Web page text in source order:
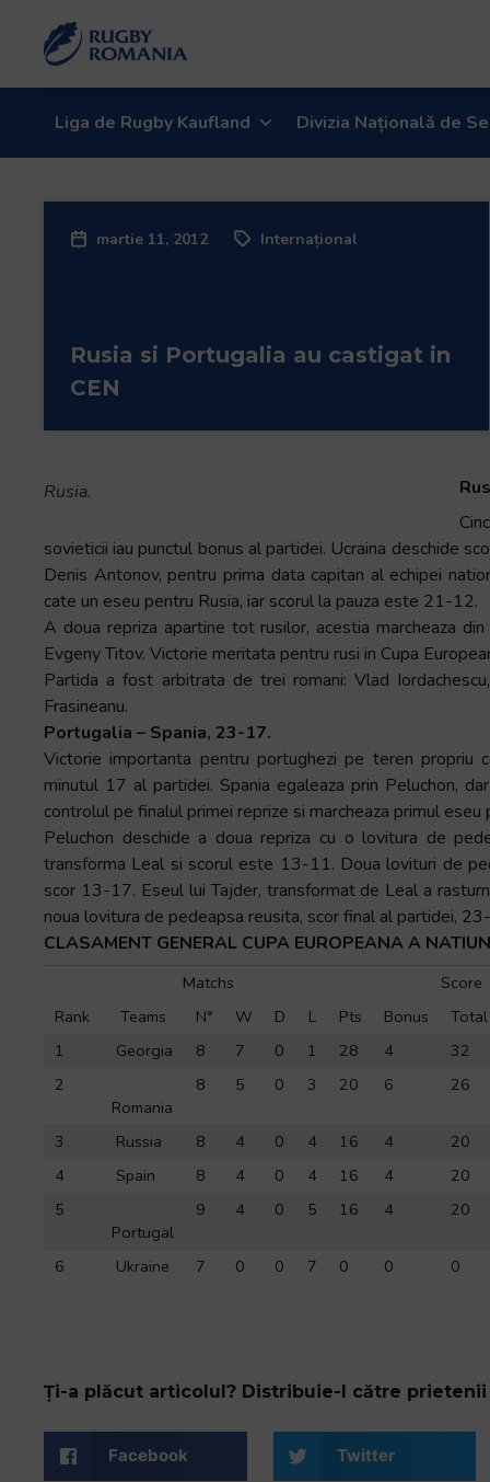
Liga de Rugby Kaufland Divizia Națională de
martie 11, 2012 Internațional
Rusia si Portugalia au castigat in
CEN
Rusia.
sovieticii iau punctul bonus al partidei. Ucraina deschide
Denis Antonov, pentru prima data capitan al echipei
cate un eseu pentru Rusia, iar scorul la pauza este 21-12.
A doua repriza apartine tot rusilor, acestia marcheaza
Evgeny Titov. Victorie meritata pentru rusi in Cupa
Partida a fost arbitrata de trei romani: Vlad
Frasineanu.
Portugalia – Spania, 23-17.
Victorie importanta pentru portughezi pe teren propriu
minutul 17 al partidei. Spania egaleaza prin Peluchon,
controlul pe finalul primei reprize si marcheaza primul
Peluchon deschide a doua repriza cu o lovitura de
transforma Leal si scorul este 13-11. Doua lovituri de
scor 13-17. Eseul lui Tajder, transformat de Leal a
noua lovitura de pedeapsa reusita, scor final al partidei,
CLASAMENT GENERAL CUPA EUROPEANA A
Matchs
Score
Rank
Teams N° W D L Pts Bonus
Total
1
Georgia 8 7 0 1 28 4
32
2
Romania
8 5 0 3 20 6 26
3 Russia 8 4 0 4 16 4
20
4
Spain 8 4 0 4 16 4
20
5
Portugal
9 4 0 5 16 4 20
6 Ukraine 7 0 0 7 0 0 0
Ți-a plăcut articolul? Distribuie-l către prietenii
Facebook Twitter